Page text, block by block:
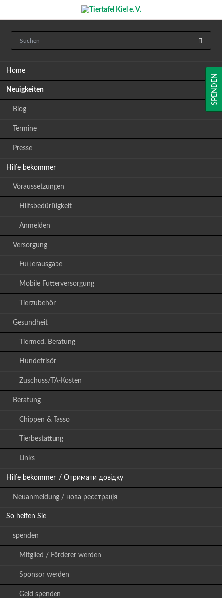
Home
Neuigkeiten
Blog
Termine
Presse
Hilfe bekommen
Voraussetzungen
Hilfsbedürftigkeit
Anmelden
Versorgung
Futterausgabe
Mobile Futterversorgung
Tierzubehör
Gesundheit
Tiermed. Beratung
Hundefrisör
Zuschuss/TA-Kosten
Beratung
Chippen & Tasso
Tierbestattung
Links
Hilfe bekommen / Отримати довідку
Neuanmeldung / нова реєстрація
So helfen Sie
spenden
Mitglied / Förderer werden
Sponsor werden
Geld spenden
SPENDEN